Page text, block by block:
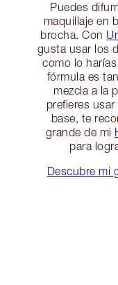
Puedes
maquillaje en
brocha. Con
gusta usar los
como lo
fórmula es
mezcla a la
prefieres
base, te
grande de mi
para
Descubre mi